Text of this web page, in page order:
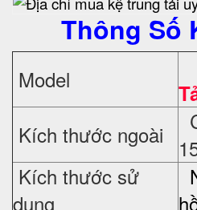
Thông Số
Model
Kích thước ngoài
Kích thước sử
dụng